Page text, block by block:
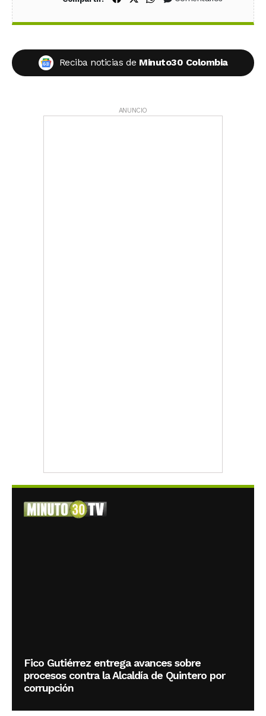
Reciba noticias de Minuto30 Colombia
ANUNCIO
Fico Gutiérrez entrega avances sobre
procesos contra la Alcaldía de Quintero por
corrupción